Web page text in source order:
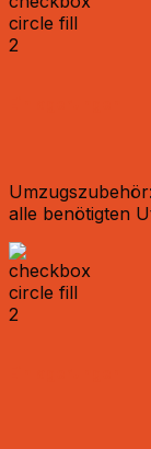
alle benötigten